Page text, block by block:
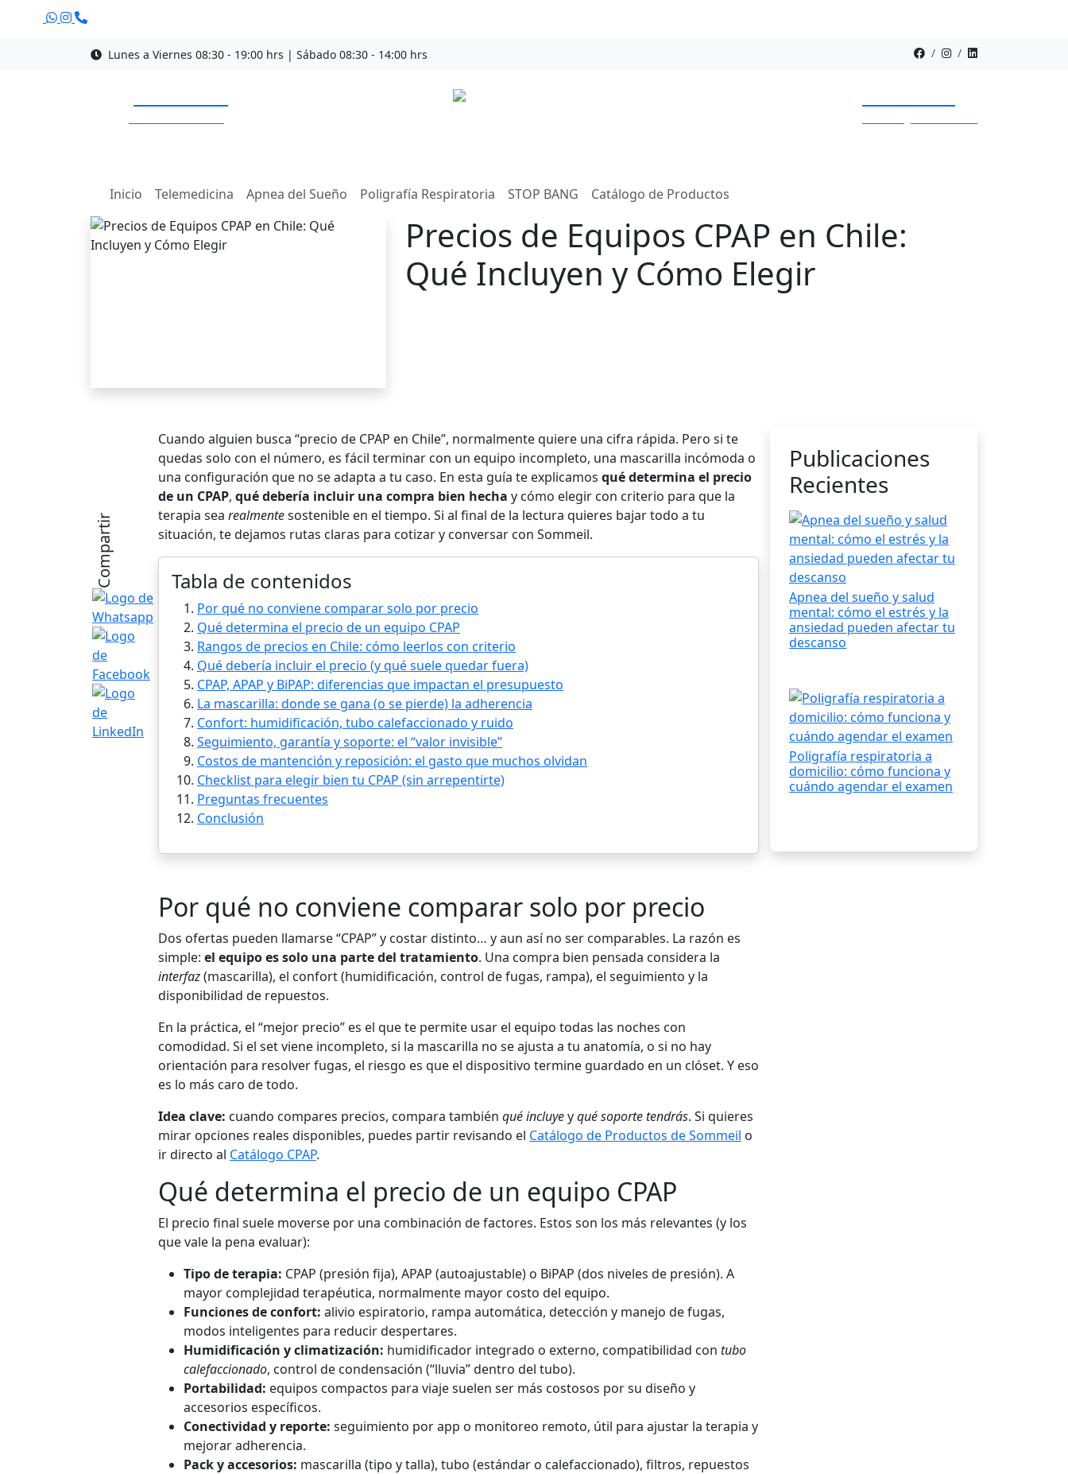
Lunes a Viernes 08:30 - 19:00 hrs | Sábado 08:30 - 14:00 hrs
Inicio Telemedicina Apnea del Sueño Poligrafía Respiratoria STOP BANG Catálogo de Productos
Precios de Equipos CPAP en Chile:
Qué Incluyen y Cómo Elegir
Compartir
Cuando alguien busca “precio de CPAP en Chile”, normalmente quiere una cifra rápida. Pero si te
quedas solo con el número, es fácil terminar con un equipo incompleto, una mascarilla incómoda o
una configuración que no se adapta a tu caso. En esta guía te explicamos qué determina el precio
de un CPAP, qué debería incluir una compra bien hecha y cómo elegir con criterio para que la
terapia sea realmentesostenible en el tiempo. Si al final de la lectura quieres bajar todo a tu
situación, te dejamos rutas claras para cotizar y conversar con Sommeil.
Tabla de contenidos
Por qué no conviene comparar solo por precio
Qué determina el precio de un equipo CPAP
Rangos de precios en Chile: cómo leerlos con criterio
Qué debería incluir el precio (y qué suele quedar fuera)
CPAP, APAP y BiPAP: diferencias que impactan el presupuesto
La mascarilla: donde se gana (o se pierde) la adherencia
Confort: humidificación, tubo calefaccionado y ruido
Seguimiento, garantía y soporte: el “valor invisible”
Costos de mantención y reposición: el gasto que muchos olvidan
Checklist para elegir bien tu CPAP (sin arrepentirte)
Preguntas frecuentes
Conclusión
Por qué no conviene comparar solo por precio
Dos ofertas pueden llamarse “CPAP” y costar distinto… y aun así no ser comparables. La razón es
simple: el equipo es solo una parte del tratamiento. Una compra bien pensada considera la
interfaz(mascarilla), el confort (humidificación, control de fugas, rampa), el seguimiento y la
disponibilidad de repuestos.
En la práctica, el “mejor precio” es el que te permite usar el equipo todas las noches con
comodidad. Si el set viene incompleto, si la mascarilla no se ajusta a tu anatomía, o si no hay
orientación para resolver fugas, el riesgo es que el dispositivo termine guardado en un clóset. Y eso
es lo más caro de todo.
Idea clave: cuando compares precios, compara también qué incluyeyqué soporte tendrás. Si quieres
mirar opciones reales disponibles, puedes partir revisando el Catálogo de Productos de Sommeil o
ir directo al Catálogo CPAP.
Qué determina el precio de un equipo CPAP
El precio final suele moverse por una combinación de factores. Estos son los más relevantes (y los
que vale la pena evaluar):
Tipo de terapia: CPAP (presión fija), APAP (autoajustable) o BiPAP (dos niveles de presión). A
mayor complejidad terapéutica, normalmente mayor costo del equipo.
Funciones de confort: alivio espiratorio, rampa automática, detección y manejo de fugas,
modos inteligentes para reducir despertares.
Humidificación y climatización: humidificador integrado o externo, compatibilidad con tubo
calefaccionado, control de condensación (“lluvia” dentro del tubo).
Portabilidad: equipos compactos para viaje suelen ser más costosos por su diseño y
accesorios específicos.
Conectividad y reporte: seguimiento por app o monitoreo remoto, útil para ajustar la terapia y
mejorar adherencia.
Pack y accesorios: mascarilla (tipo y talla), tubo (estándar o calefaccionado), filtros, repuestos
Publicaciones
Recientes
Apnea del sueño y salud
mental: cómo el estrés y la
ansiedad pueden afectar tu
descanso
Poligrafía respiratoria a
domicilio: cómo funciona y
cuándo agendar el examen